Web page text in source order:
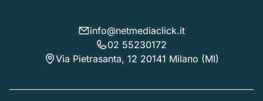
info@netmediaclick.it
02 55230172
Via Pietrasanta, 12 20141 Milano (MI)